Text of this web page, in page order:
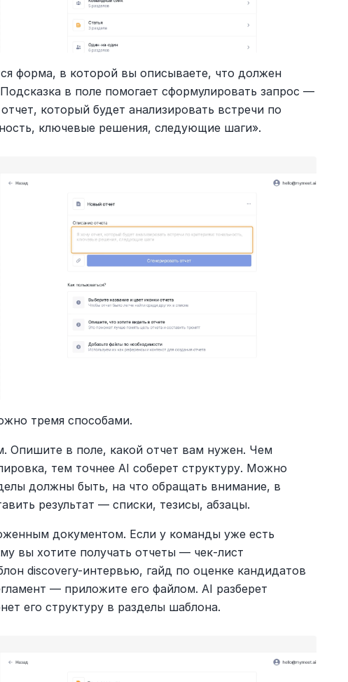
форма, в которой вы описываете, что должен
в поле помогает сформулировать запрос —
который будет анализировать встречи по
ключевые решения, следующие шаги».
тремя способами.
Опишите в поле, какой отчет вам нужен. Чем
тем точнее AI соберет структуру. Можно
должны быть, на что обращать внимание, в
результат — списки, тезисы, абзацы.
документом. Если у команды уже есть
вы хотите получать отчеты — чек-лист
discovery-интервью, гайд по оценке кандидатов
— приложите его файлом. AI разберет
его структуру в разделы шаблона.